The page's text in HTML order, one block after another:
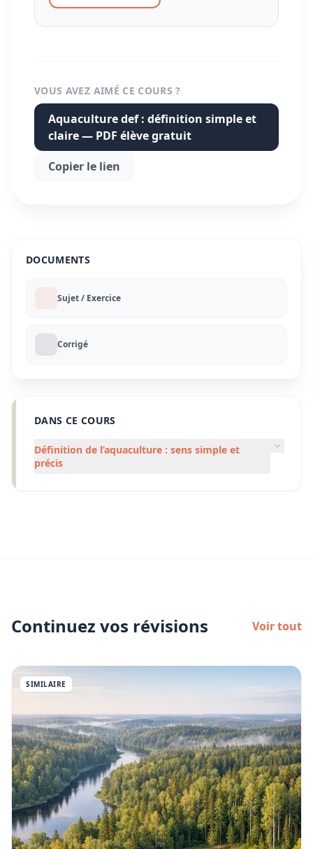
DOCUMENTS
Sujet / Exercice
Corrigé
DANS CE COURS
Définition de l’aquaculture : sens simple et
précis
VOUS AVEZ AIMÉ CE COURS ?
Aquaculture def : définition simple et
claire — PDF élève gratuit
Copier le lien
Continuez vos révisions Voir tout
SIMILAIRE